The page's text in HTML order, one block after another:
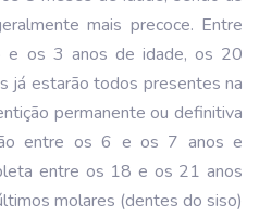
mais precoce. Entre
e os 3 anos de idade, os 20
já estarão todos presentes na
permanente ou definitiva
entre os 6 e os 7 anos e
entre os 18 e os 21 anos
molares (dentes do siso)